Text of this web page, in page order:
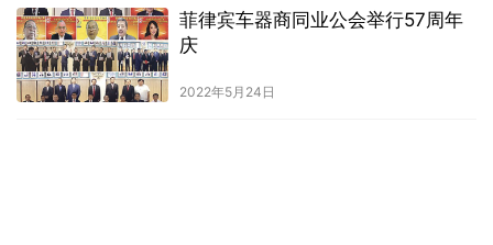
菲律宾车器商同业公会举行57周年
庆
2022年5月24日